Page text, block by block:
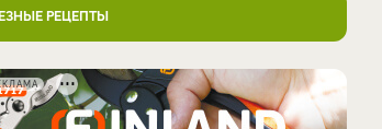
РЕЦЕПТЫ